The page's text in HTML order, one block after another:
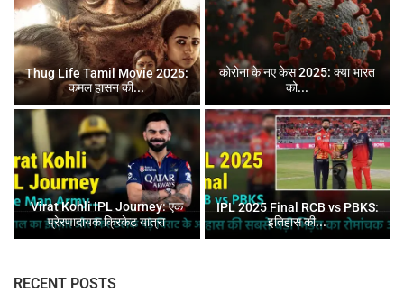
Thug Life Tamil Movie 2025:
कमल हासन की...
कोरोना के नए केस 2025: क्या भारत
को...
Virat Kohli IPL Journey: एक
प्रेरणादायक क्रिकेट यात्रा
IPL 2025 Final RCB vs PBKS:
इतिहास की...
RECENT POSTS